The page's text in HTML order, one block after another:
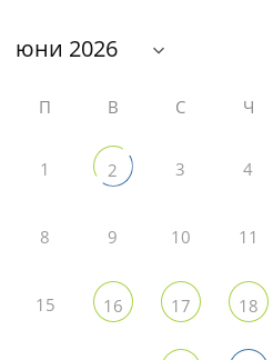
П В С Ч
1 2 3 4
8 9 10 11
15 16 17 18